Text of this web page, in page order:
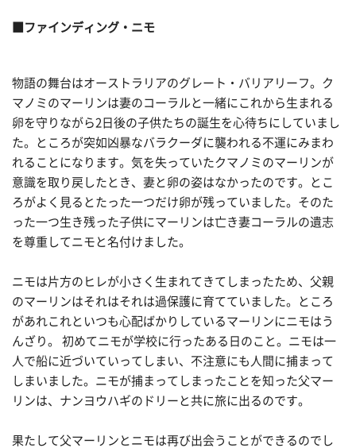
■ファインディング・ニモ
物語の舞台はオーストラリアのグレート・バリアリーフ。ク
マノミのマーリンは妻のコーラルと一緒にこれから生まれる
卵を守りながら2日後の子供たちの誕生を心待ちにしていまし
た。ところが突如凶暴なバラクーダに襲われる不運にみまわ
れることになります。気を失っていたクマノミのマーリンが
意識を取り戻したとき、妻と卵の姿はなかったのです。とこ
ろがよく見るとたった一つだけ卵が残っていました。そのた
った一つ生き残った子供にマーリンは亡き妻コーラルの遺志
を尊重してニモと名付けました。
ニモは片方のヒレが小さく生まれてきてしまったため、父親
のマーリンはそれはそれは過保護に育てていました。ところ
があれこれといつも心配ばかりしているマーリンにニモはう
んざり。 初めてニモが学校に行ったある日のこと。ニモは一
人で船に近づいていってしまい、不注意にも人間に捕まって
しまいました。ニモが捕まってしまったことを知った父マー
リンは、ナンヨウハギのドリーと共に旅に出るのです。
果たして父マーリンとニモは再び出会うことができるのでし